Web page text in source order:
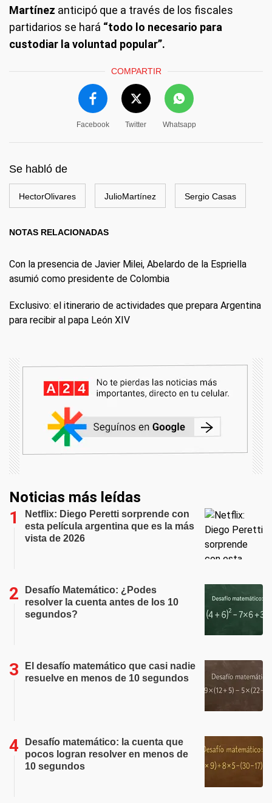
Martínez anticipó que a través de los fiscales
partidarios se hará “todo lo necesario para
custodiar la voluntad popular”.
COMPARTIR
Facebook Twitter Whatsapp
Se habló de
HectorOlivares JulioMartínez Sergio Casas
NOTAS RELACIONADAS
Con la presencia de Javier Milei, Abelardo de la Espriella
asumió como presidente de Colombia
Exclusivo: el itinerario de actividades que prepara Argentina
para recibir al papa León XIV
Noticias más leídas
Netflix: Diego Peretti sorprende con
esta película argentina que es la más
vista de 2026
Desafío Matemático: ¿Podes
resolver la cuenta antes de los 10
segundos?
El desafío matemático que casi nadie
resuelve en menos de 10 segundos
Desafío matemático: la cuenta que
pocos logran resolver en menos de
10 segundos